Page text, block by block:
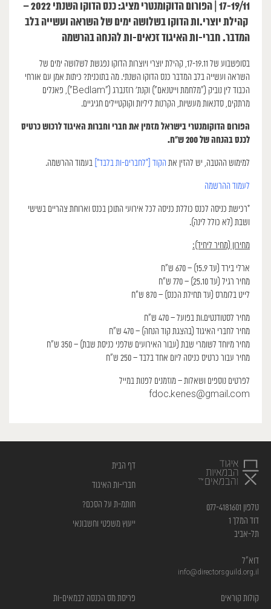
17-19/11 | הפורום הדוקומנטרי מציג: כנס הדוקו השנתי 2022 –
קהילת יוצרי.ות הדוקו בשלושה ימים של השראה ועשייה בלב
המדבר. חברי-ות האיגוד זכאים-ות להנחה בהרשמה
בסופשבוע של 17-19.11, קהילת יוצרי ויוצרות הדוקו נפגשת לשלושה ימים של
השראה ועשייה בלב המדבר כנס הדוקו השנתי. מה בתוכנית? כיתות אמן עם אורחי
הכבוד לין נוביק (״מלחמת וייטנאם״) וקנת׳ רוזנברג (״Bedlam”), פאנלים
מרתקים, סדנאות מעשיות, הקרנות ליליות וקוקטיילים חגיגיים.
הפורום הדוקומנטרי בישראל מזמין את חברי וחברות האיגוד לרכוש כרטיס
לכנס בהנחה של 200 ש״ח.
למימוש ההטבה, יש להזין את הקוד [*לחברים-ות בלבד*] בעמוד ההרשמה.
לעמוד ההרשמה
*רכישת כניסה לכנס כוללת כניסה לכל אירועי התוכן בכנס וארוחת צהריים בשישי
ושבת (לא כולל לינה).
מחירון (מחיר ליחיד):
ארלי בירד (עד 15.9) – 670 ש”ח
מחיר רגיל (עד 25.10) – 770 ש”ח
לייט בלומרס (עד תחילת הכנס) – 870 ש”ח
מחיר לסטודנטים.ות בפועל – 470 ש”ח
מחיר לחברי האיגוד (בהצגת קוד הנחה) – 470 ש”ח
מחיר מיוחד לשומרי שבת (עבור האירועים שלפני כניסת שבת) – 350 ש״ח
מחיר עבור כרטיס כניסה ליום אחד בלבד – 250 ש”ח
לפרטים נוספים ושאלות – מוזמנים לפנות במייל
fdoc.kenes@gmail.com
טלפון 077-4181601
דוד המלך 1
תל-אביב
דוא”ל
info@directorsguild.org.il
דף הבית
חברי-ות האיגוד
חותמ-ת על הסכם?
ייעוץ משפטי וחשבונאי
קולות קוראים פריסת מס הכנסה לבמאים-ות